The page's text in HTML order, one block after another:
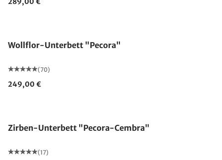
Wollflor-Unterbett "Pecora"
(70)
249,00 €
Zirben-Unterbett "Pecora-Cembra"
(17)